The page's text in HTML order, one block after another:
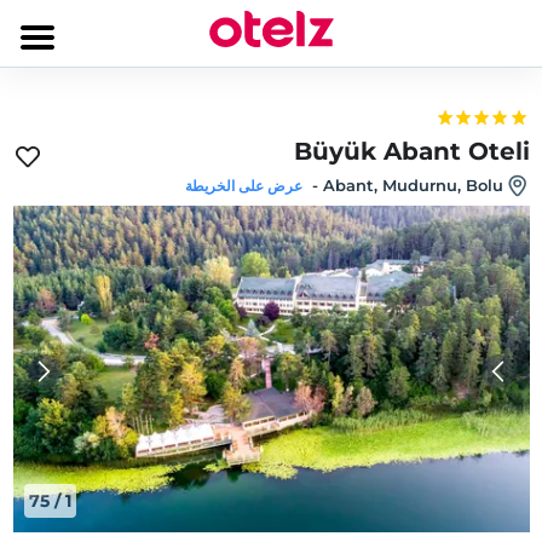
Büyük Abant Oteli
Abant, Mudurnu, Bolu
- عرض على الخريطة
1
/
75